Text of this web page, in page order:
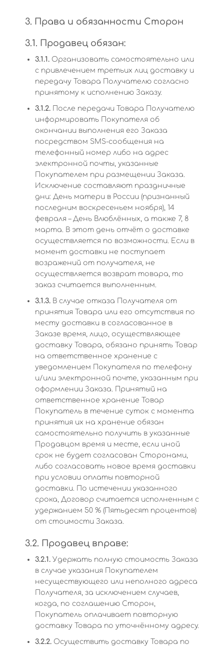
3. Права и обязанности Сторон
3.1. Продавец обязан:
3.1.1. Организовать самостоятельно или
с привлечением третьих лиц доставку и
передачу Товара Получателю согласно
принятому к исполнению Заказу.
3.1.2. После передачи Товара Получателю
информировать Покупателя об
окончании выполнения его Заказа
посредством SMS-сообщения на
телефонный номер либо на адрес
электронной почты, указанные
Покупателем при размещении Заказа.
Исключение составляют праздничные
дни: День матери в России (признанный
последним воскресеньем ноября), 14
февраля – День Влюблённых, а также 7, 8
марта. В этот день отчёт о доставке
осуществляется по возможности. Если в
момент доставки не поступает
возражений от получателя, не
осуществляется возврат товара, то
заказ считается выполненным.
3.1.3. В случае отказа Получателя от
принятия Товара или его отсутствия по
месту доставки в согласованное в
Заказе время, лицо, осуществляющее
доставку Товара, обязано принять Товар
на ответственное хранение с
уведомлением Покупателя по телефону
и/или электронной почте, указанным при
оформлении Заказа. Принятый на
ответственное хранение Товар
Покупатель в течение суток с момента
принятия их на хранение обязан
самостоятельно получить в указанные
Продавцом время и месте, если иной
срок не будет согласован Сторонами,
либо согласовать новое время доставки
при условии оплаты повторной
доставки. По истечении указанного
срока, Договор считается исполненным с
удержанием 50 % (Пятьдесят процентов)
от стоимости Заказа.
3.2. Продавец вправе:
3.2.1. Удержать полную стоимость Заказа
в случае указания Покупателем
несуществующего или неполного адреса
Получателя, за исключением случаев,
когда, по соглашению Сторон,
Покупатель оплачивает повторную
доставку Товара по уточнённому адресу.
3.2.2. Осуществить доставку Товара по